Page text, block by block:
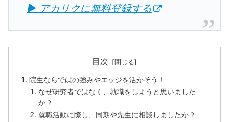
▶ アカリクに無料登録する
目次
院生ならではの強みやエッジを活かそう！
なぜ研究者ではなく、就職をしようと思いました
か？
就職活動に際し、同期や先生に相談しましたか？